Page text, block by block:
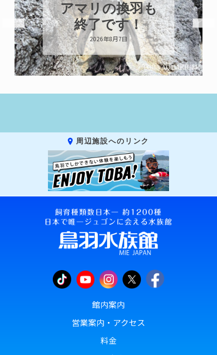
アマリの換羽も
終了です！
2026年8月7日
周辺施設へのリンク
館内案内
営業案内・アクセス
料金